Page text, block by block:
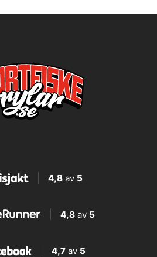
4,8av 5
4,8 av 5
4,7 av 5